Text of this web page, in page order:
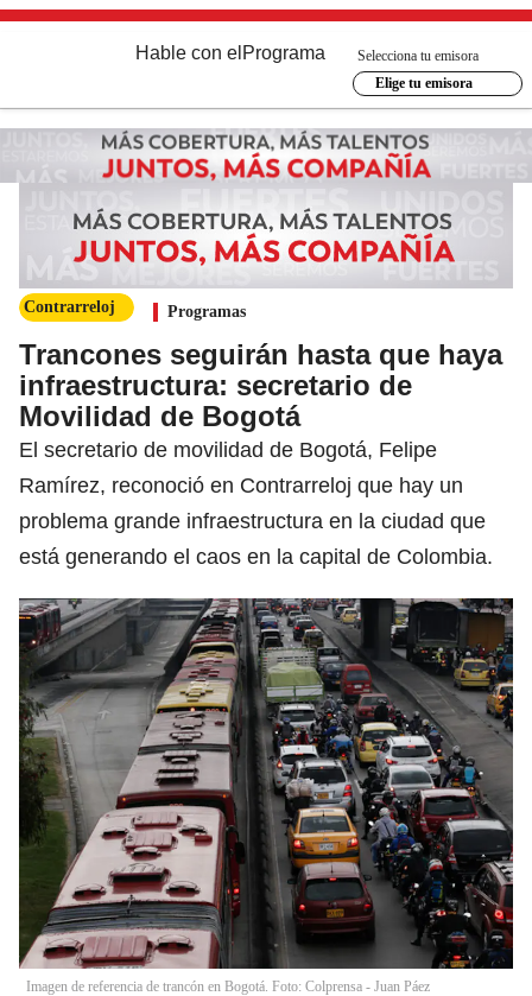
Hable con el Programa
Selecciona tu emisora
Elige tu emisora
Contrarreloj Programas
Trancones seguirán hasta que haya
infraestructura: secretario de
Movilidad de Bogotá
El secretario de movilidad de Bogotá, Felipe
Ramírez, reconoció en Contrarreloj que hay un
problema grande infraestructura en la ciudad que
está generando el caos en la capital de Colombia.
Imagen de referencia de trancón en Bogotá. Foto: Colprensa - Juan Páez